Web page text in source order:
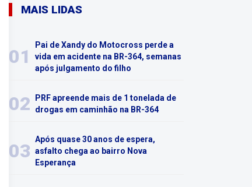
MAIS LIDAS
01
Pai de Xandy do Motocross perde a
vida em acidente na BR-364, semanas
após julgamento do filho
02
PRF apreende mais de 1 tonelada de
drogas em caminhão na BR-364
03
Após quase 30 anos de espera,
asfalto chega ao bairro Nova
Esperança